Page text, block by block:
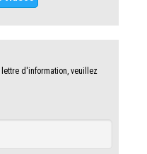
d'information, veuillez